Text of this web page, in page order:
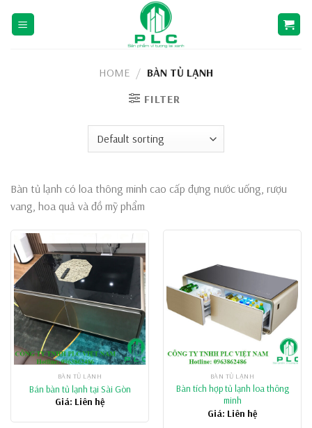
HOME / BÀN TỦ LẠNH
FILTER
Bàn tủ lạnh có loa thông minh cao cấp đựng nước uống, rượu
vang, hoa quả và đồ mỹ phẩm
BÀN TỦ LẠNH
Bán bàn tủ lạnh tại Sài Gòn
Giá: Liên hệ
BÀN TỦ LẠNH
Bàn tích hợp tủ lạnh loa thông
minh
Giá: Liên hệ